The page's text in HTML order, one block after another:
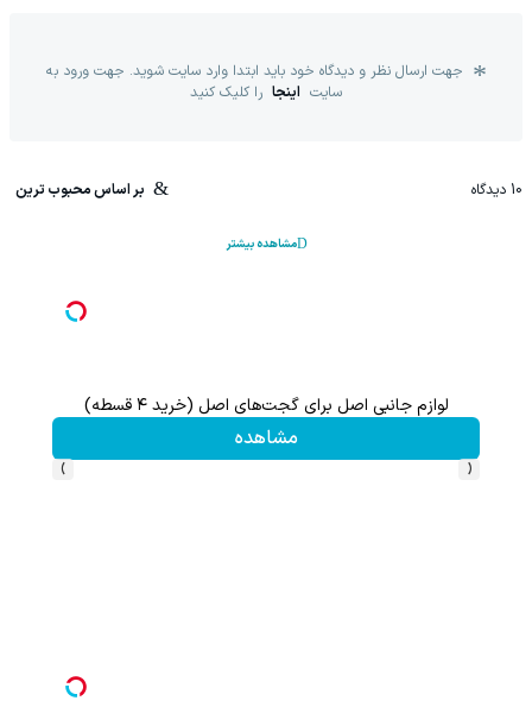
جهت ارسال نظر و دیدگاه خود باید ابتدا وارد سایت شوید. جهت ورود به
سایت اینجا را کلیک کنید
10 دیدگاه بر اساس محبوب ترین
مشاهده بیشتر
چیزی که باعث ضعیف شدن موهات شده، ممکنه جلوی چشمت باشه.
تخفیف ویژه!
‹
›